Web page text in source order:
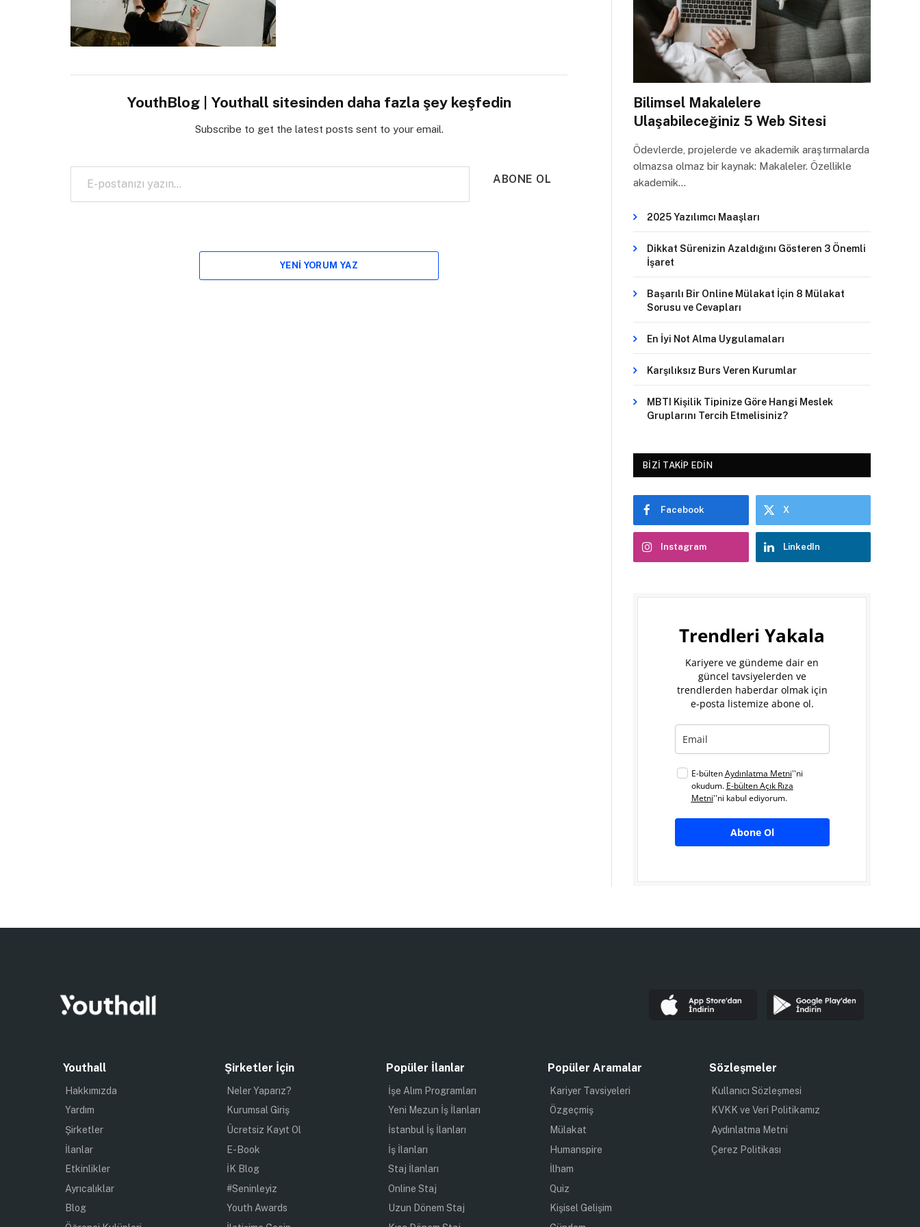
YouthBlog | Youthall sitesinden daha fazla şey keşfedin
Subscribe to get the latest posts sent to your email.
E-postanızı yazın…
ABONE OL
YENI YORUM YAZ
Bilimsel Makalelere
Ulaşabileceğiniz 5 Web Sitesi
Ödevlerde, projelerde ve akademik araştırmalarda
olmazsa olmaz bir kaynak: Makaleler. Özellikle
akademik…
2025 Yazılımcı Maaşları
Dikkat Sürenizin Azaldığını Gösteren 3 Önemli
İşaret
Başarılı Bir Online Mülakat İçin 8 Mülakat
Sorusu ve Cevapları
En İyi Not Alma Uygulamaları
Karşılıksız Burs Veren Kurumlar
MBTI Kişilik Tipinize Göre Hangi Meslek
Gruplarını Tercih Etmelisiniz?
BIZI TAKIP EDIN
Facebook X
Instagram LinkedIn
Trendleri Yakala
Kariyere ve gündeme dair en
güncel tavsiyelerden ve
trendlerden haberdar olmak için
e-posta listemize abone ol.
E-bültenAydınlatma Metni''ni
okudum. E-bülten Açık Rıza
Metni''ni kabul ediyorum.
Abone Ol
Youthall
Hakkımızda
Yardım
Şirketler
İlanlar
Etkinlikler
Ayrıcalıklar
Blog
Şirketler İçin
Neler Yaparız?
Kurumsal Giriş
Ücretsiz Kayıt Ol
E-Book
İK Blog
#Seninleyiz
Youth Awards
Popüler İlanlar
İşe Alım Programları
Yeni Mezun İş İlanları
İstanbul İş İlanları
İş İlanları
Staj İlanları
Online Staj
Uzun Dönem Staj
Popüler Aramalar
Kariyer Tavsiyeleri
Özgeçmiş
Mülakat
Humanspire
İlham
Quiz
Kişisel Gelişim
Sözleşmeler
Kullanıcı Sözleşmesi
KVKK ve Veri Politikamız
Aydınlatma Metni
Çerez Politikası